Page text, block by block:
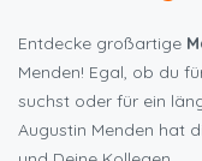
Entdecke großartige
Menden! Egal, ob du
suchst oder für ein
Augustin Menden hat